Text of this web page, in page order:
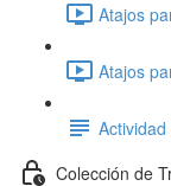
Atajos
Atajos
Colección de